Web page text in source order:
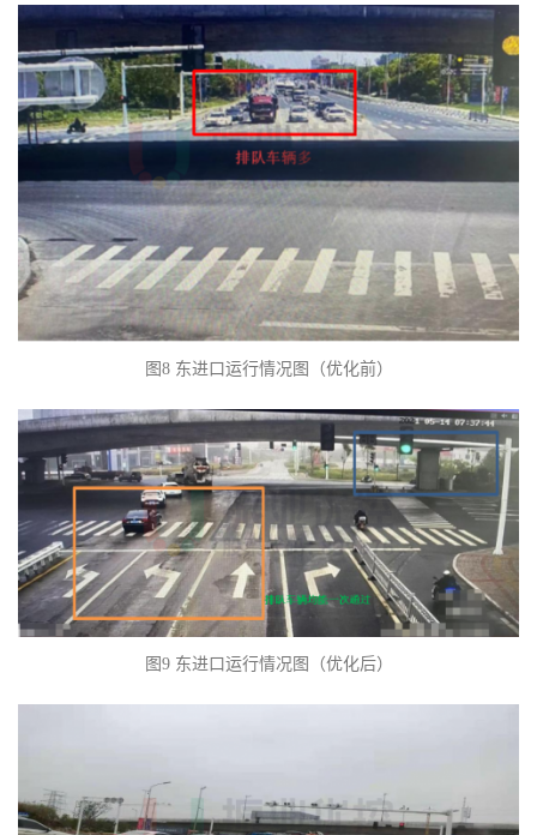
图8 东进口运行情况图（优化前）
图9 东进口运行情况图（优化后）